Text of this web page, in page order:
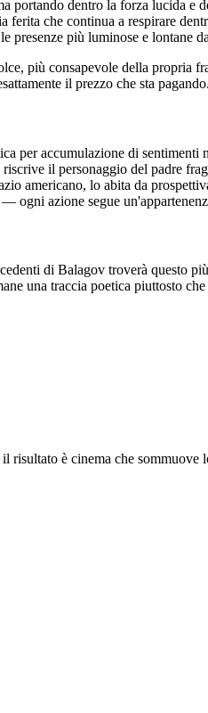
dentro la forza lucida e
che continua a respirare
più luminose e lontane
più consapevole della propria
il prezzo che sta
per accumulazione di sentimenti
il personaggio del padre
americano, lo abita da
ogni azione segue
di Balagov troverà questo
una traccia poetica piuttosto che
risultato è cinema che sommuove